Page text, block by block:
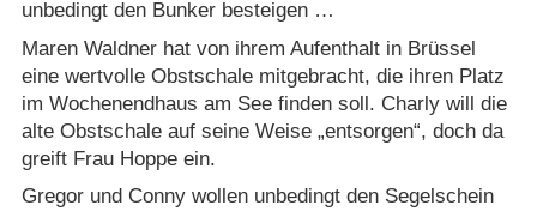
unbedingt den Bunker besteigen …
Maren Waldner hat von ihrem Aufenthalt in Brüssel
eine wertvolle Obstschale mitgebracht, die ihren Platz
im Wochenendhaus am See finden soll. Charly will die
alte Obstschale auf seine Weise „entsorgen“, doch da
greift Frau Hoppe ein.
Gregor und Conny wollen unbedingt den Segelschein